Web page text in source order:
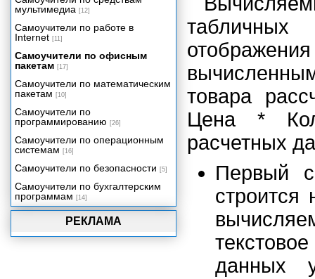
товара
Цена *
расчетных
Первый
строится
данных
РЕКЛАМА
корпоративной сети и Интернете
Программирование в Access
2002
интерфейса
другими компонентами Office
2002
Особенности сетевых
приложений Access
Проекты Microsoft Access 2002
Репликация баз данных
Миграция приложений
Администрирование баз данных
Приложение 1. Глоссарий.
Приложение 2. Сетевое
мультимедиа [12]
Самоучители по работе в
Internet [11]
Самоучители по офисным
пакетам [17]
Самоучители по математическим
пакетам [10]
Самоучители по
программированию [26]
Самоучители по операционным
системам [16]
Самоучители по безопасности [5]
Самоучители по бухгалтерским
программам [14]